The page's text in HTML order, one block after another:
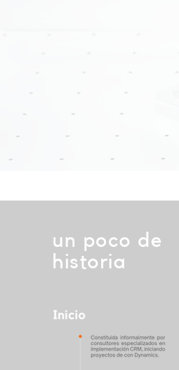
un poco de
historia